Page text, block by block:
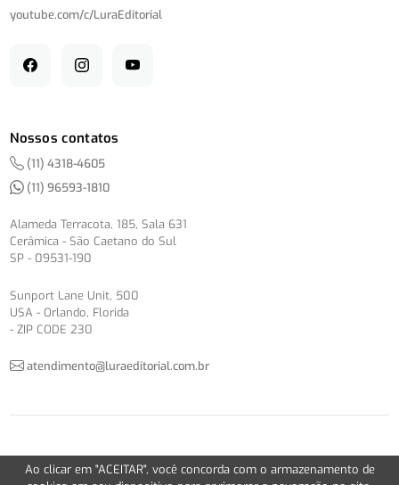
youtube.com/c/LuraEditorial
Nossos contatos
(11) 4318-4605
(11) 96593-1810
Alameda Terracota, 185, Sala 631
Cerâmica - São Caetano do Sul
SP - 09531-190
Sunport Lane Unit, 500
USA - Orlando, Florida
- ZIP CODE 230
atendimento@luraeditorial.com.br
© Copyright 2012-2026 -Política de Privacidade
Version 2.5.1
Ao clicar em "ACEITAR", você concorda com o armazenamento de